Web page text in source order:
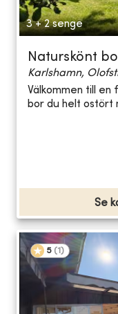
3 + 2 senge
Naturskönt
Karlshamn,
Välkommen till
bor du helt ostört
Se
5 (1 )